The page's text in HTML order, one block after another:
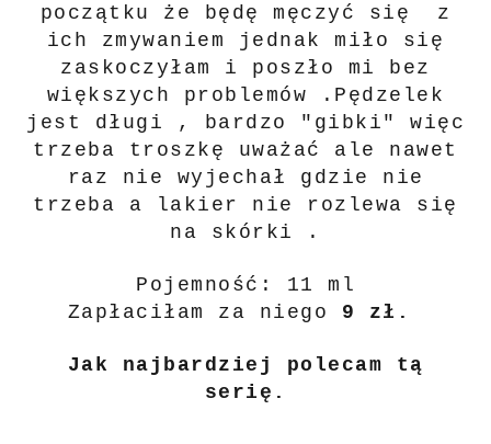
początku że będę męczyć się z
ich zmywaniem jednak miło się
zaskoczyłam i poszło mi bez
większych problemów .Pędzelek
jest długi , bardzo "gibki" więc
trzeba troszkę uważać ale nawet
raz nie wyjechał gdzie nie
trzeba a lakier nie rozlewa się
na skórki .
Pojemność: 11 ml
Zapłaciłam za niego 9 zł.
Jak najbardziej polecam tą
serię.